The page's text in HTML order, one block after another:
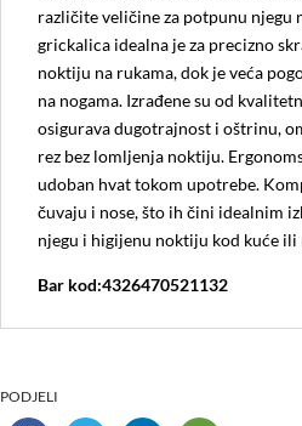
različite veličine za potpunu njegu
grickalica idealna je za precizno
noktiju na rukama, dok je veća
na nogama. Izrađene su od
osigurava dugotrajnost i oštrinu,
rez bez lomljenja noktiju.
udoban hvat tokom upotrebe.
čuvaju i nose, što ih čini idealnim
njegu i higijenu noktiju kod kuće ili
Bar kod:4326470521132
PODJELI